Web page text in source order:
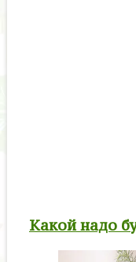
Какой надо